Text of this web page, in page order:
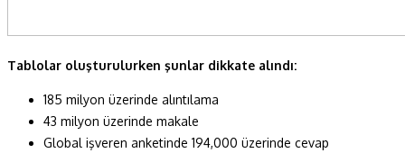
Tablolar oluşturulurken şunlar dikkate alındı:
185 milyon üzerinde alıntılama
43 milyon üzerinde makale
Global işveren anketinde 194,000 üzerinde cevap